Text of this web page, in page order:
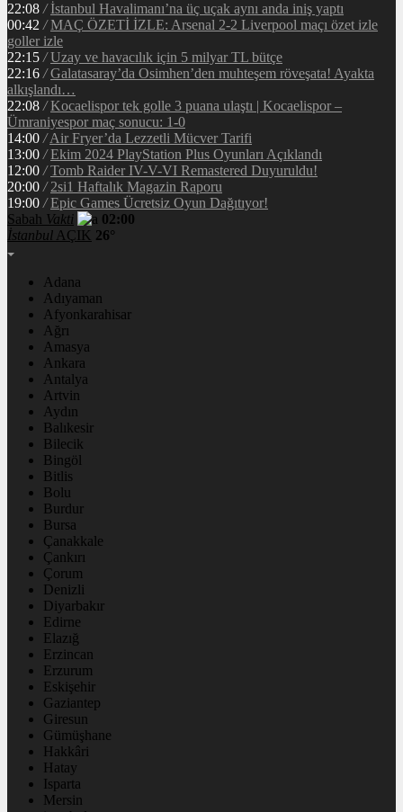
22:08 / İstanbul Havalimanı’na üç uçak aynı anda iniş yaptı
00:42 / MAÇ ÖZETİ İZLE: Arsenal 2-2 Liverpool maçı özet izle
goller izle
22:15 / Uzay ve havacılık için 5 milyar TL bütçe
22:16 / Galatasaray’da Osimhen’den muhteşem röveşata! Ayakta
alkışlandı…
22:08 / Kocaelispor tek golle 3 puana ulaştı | Kocaelispor –
Ümraniyespor maç sonucu: 1-0
14:00 / Air Fryer’da Lezzetli Mücver Tarifi
13:00 / Ekim 2024 PlayStation Plus Oyunları Açıklandı
12:00 / Tomb Raider IV-V-VI Remastered Duyuruldu!
20:00 / 2si1 Haftalık Magazin Raporu
19:00 / Epic Games Ücretsiz Oyun Dağıtıyor!
Sabah Vakti
02:00
İstanbul AÇIK 26°
Adana
Adıyaman
Afyonkarahisar
Ağrı
Amasya
Ankara
Antalya
Artvin
Aydın
Balıkesir
Bilecik
Bingöl
Bitlis
Bolu
Burdur
Bursa
Çanakkale
Çankırı
Çorum
Denizli
Diyarbakır
Edirne
Elazığ
Erzincan
Erzurum
Eskişehir
Gaziantep
Giresun
Gümüşhane
Hakkâri
Hatay
Isparta
Mersin